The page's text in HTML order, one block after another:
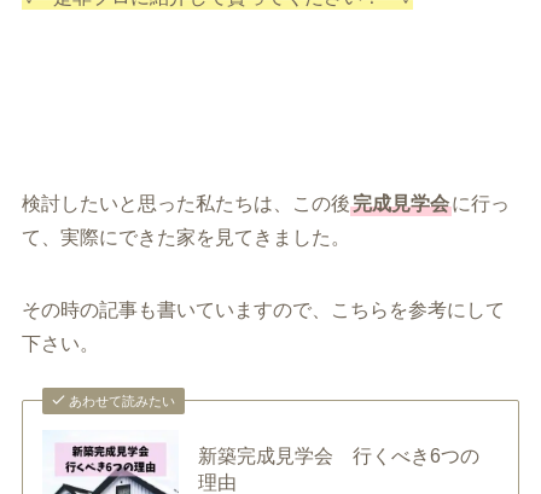
検討したいと思った私たちは、この後完成見学会に行っ
て、実際にできた家を見てきました。
その時の記事も書いていますので、こちらを参考にして
下さい。
あわせて読みたい
新築完成見学会 行くべき6つの
理由